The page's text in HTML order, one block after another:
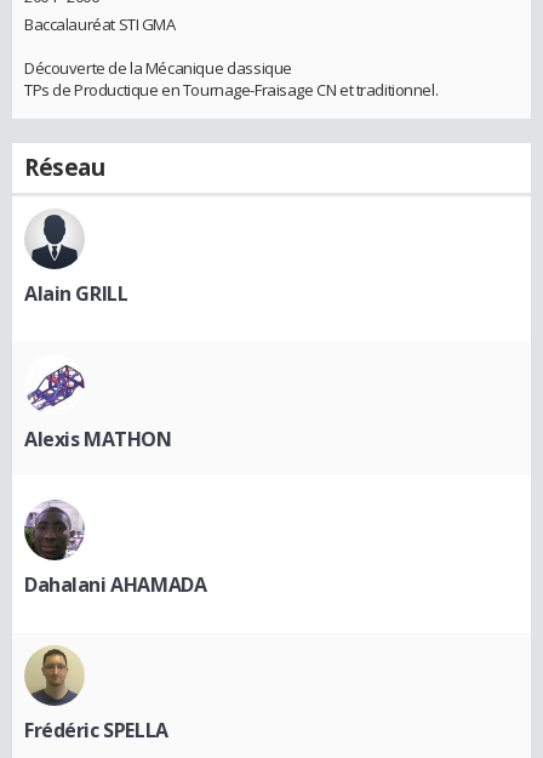
Baccalauréat STI GMA
Découverte de la Mécanique classique
TPs de Productique en Tournage-Fraisage CN et traditionnel.
Réseau
Alain GRILL
Alexis MATHON
Dahalani AHAMADA
Frédéric SPELLA